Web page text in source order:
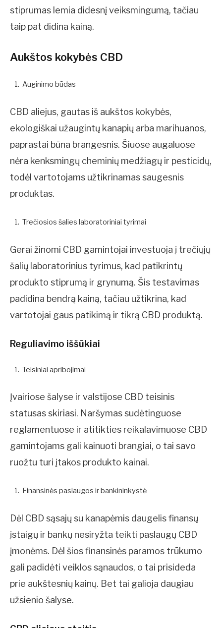
stiprumas lemia didesnį veiksmingumą, tačiau
taip pat didina kainą.
Aukštos kokybės CBD
Auginimo būdas
CBD aliejus, gautas iš aukštos kokybės,
ekologiškai užaugintų kanapių arba marihuanos,
paprastai būna brangesnis. Šiuose augaluose
nėra kenksmingų cheminių medžiagų ir pesticidų,
todėl vartotojams užtikrinamas saugesnis
produktas.
Trečiosios šalies laboratoriniai tyrimai
Gerai žinomi CBD gamintojai investuoja į trečiųjų
šalių laboratorinius tyrimus, kad patikrintų
produkto stiprumą ir grynumą. Šis testavimas
padidina bendrą kainą, tačiau užtikrina, kad
vartotojai gaus patikimą ir tikrą CBD produktą.
Reguliavimo iššūkiai
Teisiniai apribojimai
Įvairiose šalyse ir valstijose CBD teisinis
statusas skiriasi. Naršymas sudėtinguose
reglamentuose ir atitikties reikalavimuose CBD
gamintojams gali kainuoti brangiai, o tai savo
ruožtu turi įtakos produkto kainai.
Finansinės paslaugos ir bankininkystė
Dėl CBD sąsajų su kanapėmis daugelis finansų
įstaigų ir bankų nesiryžta teikti paslaugų CBD
įmonėms. Dėl šios finansinės paramos trūkumo
gali padidėti veiklos sąnaudos, o tai prisideda
prie aukštesnių kainų. Bet tai galioja daugiau
užsienio šalyse.